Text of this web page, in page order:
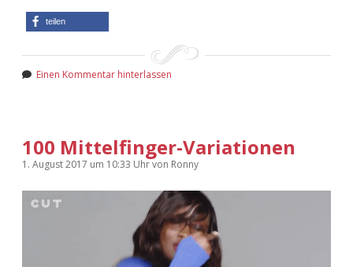
teilen
Einen Kommentar hinterlassen
100 Mittelfinger-Variationen
1. August 2017 um 10:33 Uhrvon Ronny